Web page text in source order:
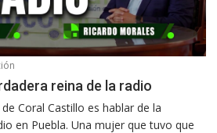
reina de la radio
Coral Castillo es hablar de la
en Puebla. Una mujer que tuvo que